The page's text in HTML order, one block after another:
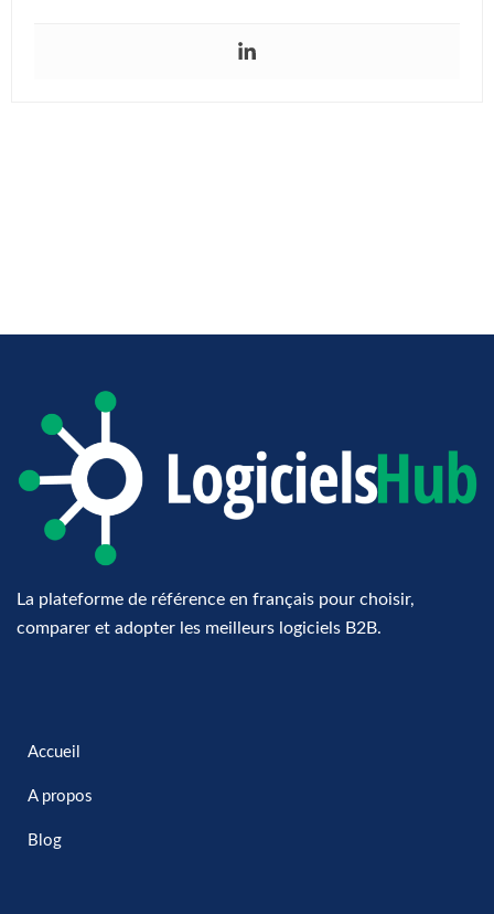
La plateforme de référence en français pour choisir,
comparer et adopter les meilleurs logiciels B2B.
Accueil
A propos
Blog